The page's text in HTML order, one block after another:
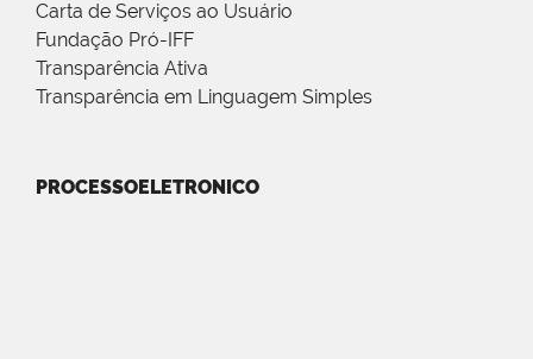
Carta de Serviços ao Usuário
Fundação Pró-IFF
Transparência Ativa
Transparência em Linguagem Simples
PROCESSOELETRONICO